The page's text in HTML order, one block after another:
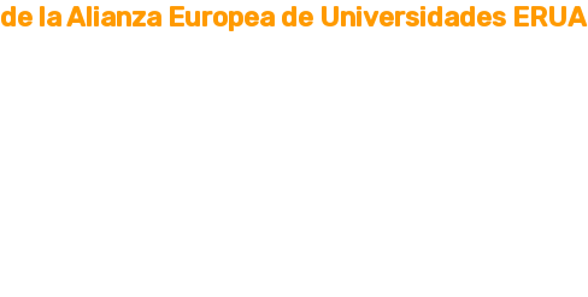
de la Alianza Europea de Universidades ERUA